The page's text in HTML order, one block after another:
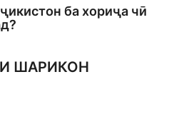
ба хориҷа чӣ
ШАРИКОН